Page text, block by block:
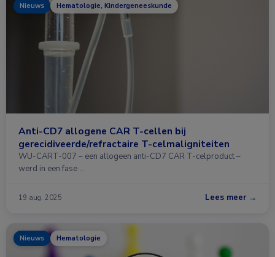
Nieuws Hematologie, Kindergeneeskunde
Anti-CD7 allogene CAR T-cellen bij
gerecidiveerde/refractaire T-celmaligniteiten
WU-CART-007 – een allogeen anti-CD7 CAR T-celproduct –
werd in een fase …
19 aug. 2025 Lees meer →
Nieuws Hematologie